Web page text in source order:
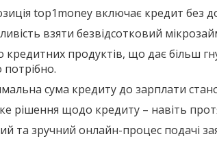
top1money включає кредит без
взяти безвідсотковий
кредитних продуктів, що дає більш
сума кредиту до зарплати
рішення щодо кредиту – навіть
та зручний онлайн-процес подачі